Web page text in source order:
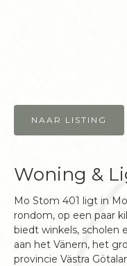
NAAR LISTING
Woning &
Mo Stom 401 ligt in
rondom, op een paar
biedt winkels, scholen
aan het Vänern, het
provincie Västra